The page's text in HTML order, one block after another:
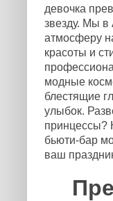
девочка
звезду. Мы в
атмосферу
красоты и
модные
блестящие
улыбок.
принцессы?
бьюти-бар
ваш